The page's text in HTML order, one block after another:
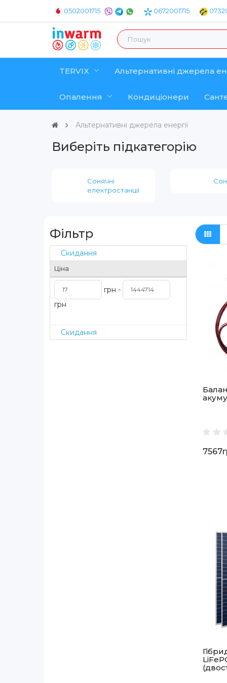
0502001715 0672001715
TERVIX Альтернативні джерела
Опалення Кондиціонери
Альтернативні джерела енергії
Виберіть підкатегорію
Сонячні
електростанції
Фільтр
Скидання
Ціна
грн -
грн
Скидання